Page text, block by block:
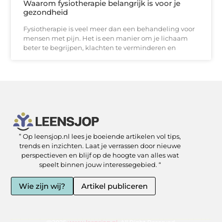
Waarom fysiotherapie belangrijk is voor je
gezondheid
Fysiotherapie is veel meer dan een behandeling voor
mensen met pijn. Het is een manier om je lichaam
beter te begrijpen, klachten te verminderen en
” Op leensjop.nl lees je boeiende artikelen vol tips,
trends en inzichten. Laat je verrassen door nieuwe
perspectieven en blijf op de hoogte van alles wat
speelt binnen jouw interessegebied. “
Wie zijn wij? Artikel publiceren